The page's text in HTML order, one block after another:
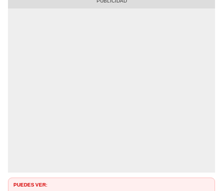
PUEDES VER: